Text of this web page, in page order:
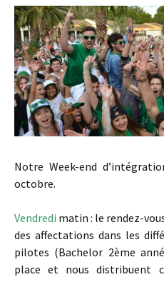
Notre Week-end
octobre.
Vendredi matin : le rendez-
des affectations dans les
pilotes (Bachelor 2ème
place et nous distribuent